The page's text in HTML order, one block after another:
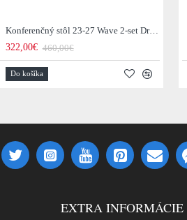
Konferenčný stôl 23-27 Wave 2-set Drevo Mango
322,00€ 460,00€
Do košíka
EXTRA INFORMÁCIE